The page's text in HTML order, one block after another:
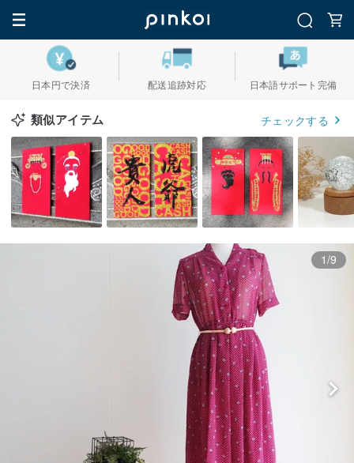
日本円で決済 配送追跡対応 日本語サポート完備
類似アイテム チェックする
1/9